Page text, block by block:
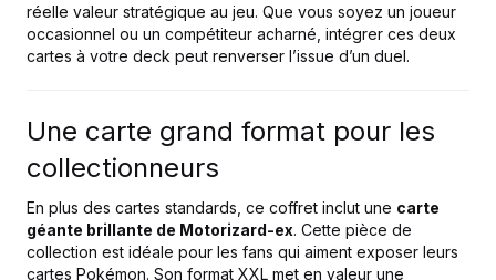
réelle valeur stratégique au jeu. Que vous soyez un joueur
occasionnel ou un compétiteur acharné, intégrer ces deux
cartes à votre deck peut renverser l’issue d’un duel.
Une carte grand format pour les
collectionneurs
En plus des cartes standards, ce coffret inclut une carte
géante brillante de Motorizard-ex. Cette pièce de
collection est idéale pour les fans qui aiment exposer leurs
cartes Pokémon. Son format XXL met en valeur une